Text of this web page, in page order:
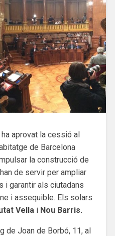
ha aprovat la cessió al
de Barcelona
la construcció de
de servir per ampliar
i garantir als ciutadans
i assequible. Els solars
Vella i Nou Barris.
de Joan de Borbó, 11, al